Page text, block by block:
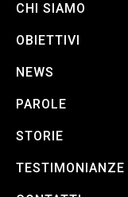
CHI SIAMO
OBIETTIVI
NEWS
PAROLE
STORIE
TESTIMONIANZE